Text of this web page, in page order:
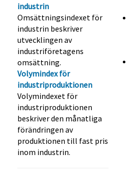
industrin
Omsättningsindexet för
industrin beskriver
utvecklingen av
industriföretagens
omsättning.
Volymindex för
industriproduktionen
Volymindexet för
industriproduktionen
beskriver den månatliga
förändringen av
produktionen till fast pris
inom industrin.